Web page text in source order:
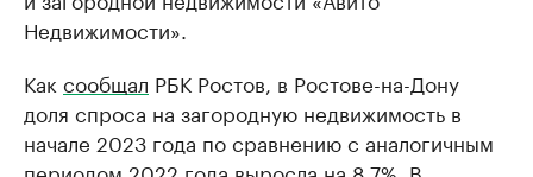
Недвижимости».
Как сообщал РБК Ростов, в Ростове-на-Дону
доля спроса на загородную недвижимость в
начале 2023 года по сравнению с аналогичным